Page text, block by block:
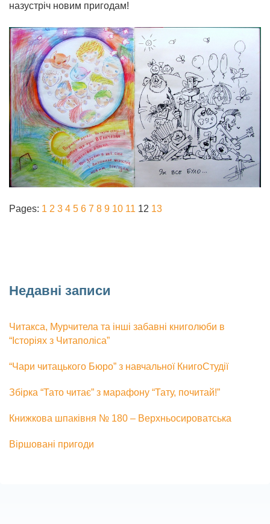
назустріч новим пригодам!
Pages: 1 2 3 4 5 6 7 8 9 10 11 12 13
Недавні записи
Читакса, Мурчитела та інші забавні книголюби в
“Історіях з Читаполіса”
“Чари читацького Бюро” з навчальної КнигоСтудії
Збірка “Тато читає” з марафону “Тату, почитай!”
Книжкова шпаківня № 180 – Верхньосироватська
Віршовані пригоди